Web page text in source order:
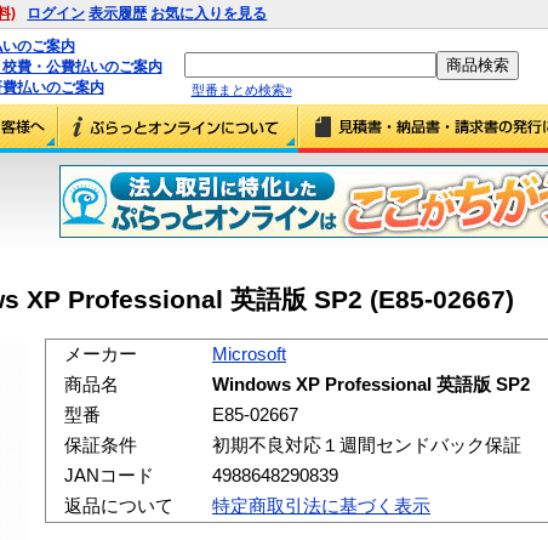
) ログイン 表示履歴 お気に入りを見る
のご案内
費・公費払いのご案内
払いのご案内
型番まとめ検索»
XP Professional 英語版 SP2 (E85-02667)
メーカー
Microsoft
商品名
Windows XP Professional 英語版 SP2
型番
E85-02667
保証条件
初期不良対応１週間センドバック保証
JANコード
4988648290839
返品について
特定商取引法に基づく表示